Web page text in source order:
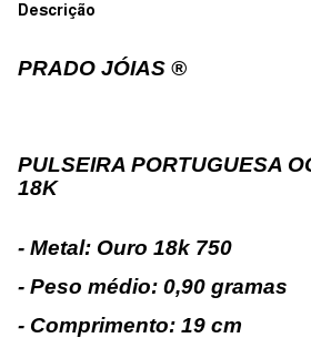
Descrição
PRADO JÓIAS ®
PULSEIRA PORTUGUESA
18K
- Metal: Ouro 18k 750
- Peso médio: 0,90 gramas
- Comprimento: 19 cm